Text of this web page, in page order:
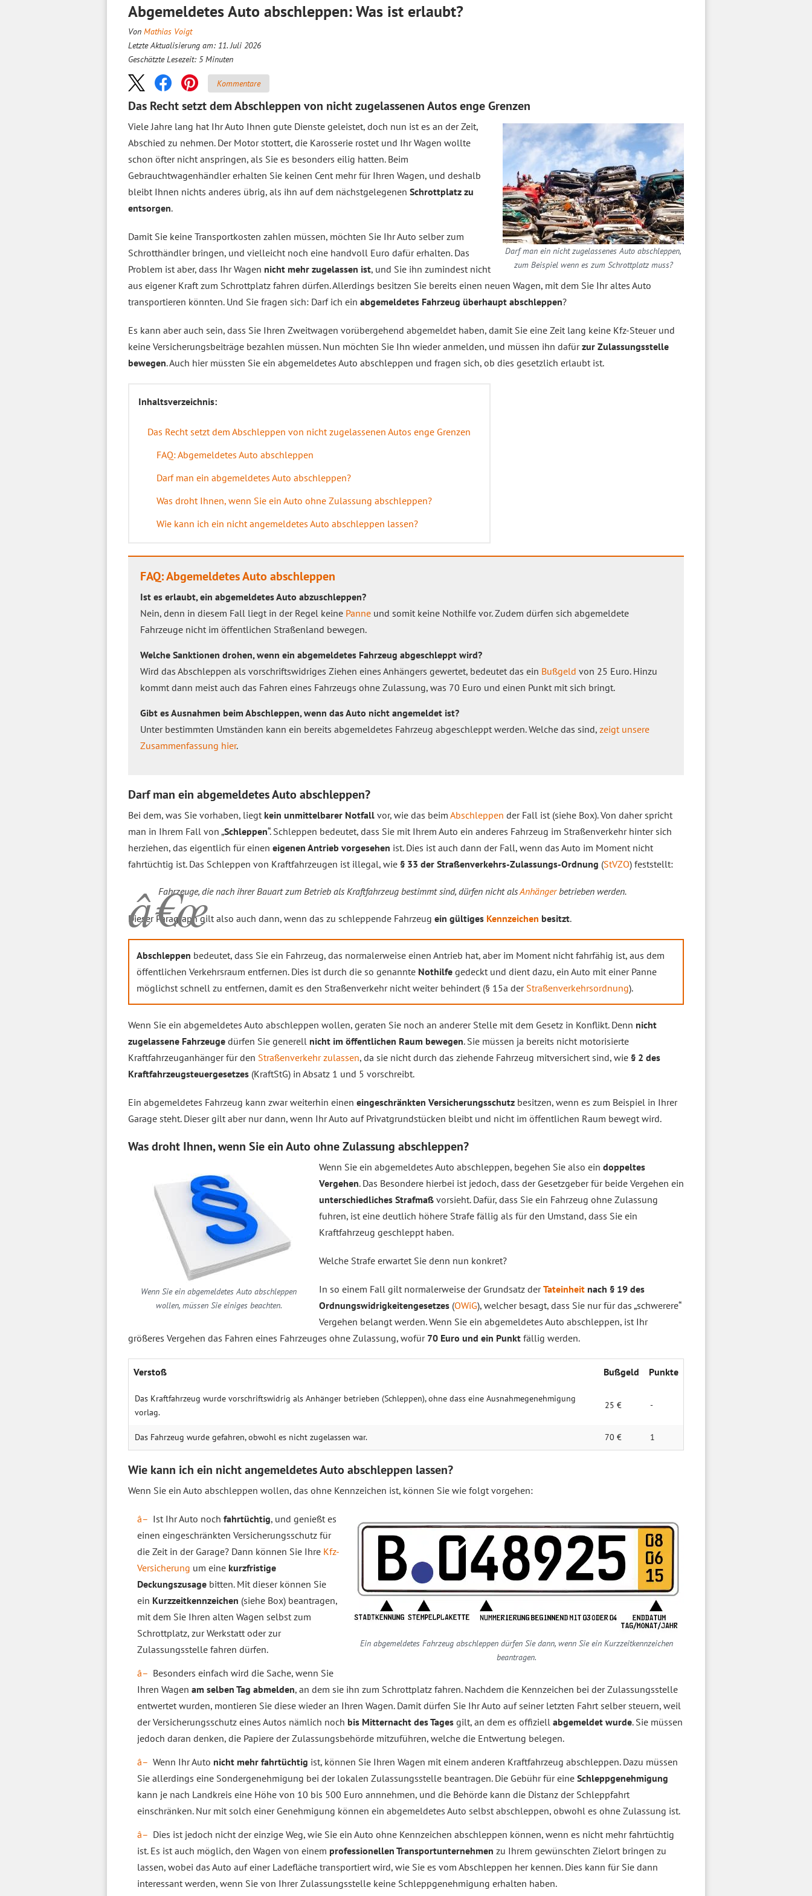
Abgemeldetes Auto abschleppen: Was ist erlaubt?
Von Mathias Voigt
Letzte Aktualisierung am: 11. Juli 2026
Geschätzte Lesezeit: 5 Minuten
Kommentare
Das Recht setzt dem Abschleppen von nicht zugelassenen Autos enge Grenzen
Darf man ein nicht zugelassenes Auto abschleppen,
zum Beispiel wenn es zum Schrottplatz muss?
Viele Jahre lang hat Ihr Auto Ihnen gute Dienste geleistet, doch nun ist es an der Zeit,
Abschied zu nehmen. Der Motor stottert, die Karosserie rostet und Ihr Wagen wollte
schon öfter nicht anspringen, als Sie es besonders eilig hatten. Beim
Gebrauchtwagenhändler erhalten Sie keinen Cent mehr für Ihren Wagen, und deshalb
bleibt Ihnen nichts anderes übrig, als ihn auf dem nächstgelegenen Schrottplatz zu
entsorgen.
Damit Sie keine Transportkosten zahlen müssen, möchten Sie Ihr Auto selber zum
Schrotthändler bringen, und vielleicht noch eine handvoll Euro dafür erhalten. Das
Problem ist aber, dass Ihr Wagen nicht mehr zugelassen ist, und Sie ihn zumindest nicht
aus eigener Kraft zum Schrottplatz fahren dürfen. Allerdings besitzen Sie bereits einen neuen Wagen, mit dem Sie Ihr altes Auto
transportieren könnten. Und Sie fragen sich: Darf ich ein abgemeldetes Fahrzeug überhaupt abschleppen?
Es kann aber auch sein, dass Sie Ihren Zweitwagen vorübergehend abgemeldet haben, damit Sie eine Zeit lang keine Kfz-Steuer und
keine Versicherungsbeiträge bezahlen müssen. Nun möchten Sie Ihn wieder anmelden, und müssen ihn dafürzur Zulassungsstelle
bewegen. Auch hier müssten Sie ein abgemeldetes Auto abschleppen und fragen sich, ob dies gesetzlich erlaubt ist.
Inhaltsverzeichnis:
Das Recht setzt dem Abschleppen von nicht zugelassenen Autos enge Grenzen
FAQ: Abgemeldetes Auto abschleppen
Darf man ein abgemeldetes Auto abschleppen?
Was droht Ihnen, wenn Sie ein Auto ohne Zulassung abschleppen?
Wie kann ich ein nicht angemeldetes Auto abschleppen lassen?
FAQ: Abgemeldetes Auto abschleppen
Ist es erlaubt, ein abgemeldetes Auto abzuschleppen?
Nein, denn in diesem Fall liegt in der Regel keine Panne und somit keine Nothilfe vor. Zudem dürfen sich abgemeldete
Fahrzeuge nicht im öffentlichen Straßenland bewegen.
Welche Sanktionen drohen, wenn ein abgemeldetes Fahrzeug abgeschleppt wird?
Wird das Abschleppen als vorschriftswidriges Ziehen eines Anhängers gewertet, bedeutet das ein Bußgeld von 25 Euro. Hinzu
kommt dann meist auch das Fahren eines Fahrzeugs ohne Zulassung, was 70 Euro und einen Punkt mit sich bringt.
Gibt es Ausnahmen beim Abschleppen, wenn das Auto nicht angemeldet ist?
Unter bestimmten Umständen kann ein bereits abgemeldetes Fahrzeug abgeschleppt werden. Welche das sind, zeigt unsere
Zusammenfassung hier.
Darf man ein abgemeldetes Auto abschleppen?
Bei dem, was Sie vorhaben, liegt kein unmittelbarer Notfall vor, wie das beim Abschleppen der Fall ist (siehe Box). Von daher spricht
man in Ihrem Fall von „Schleppen“. Schleppen bedeutet, dass Sie mit Ihrem Auto ein anderes Fahrzeug im Straßenverkehr hinter sich
herziehen, das eigentlich für einen eigenen Antrieb vorgesehen ist. Dies ist auch dann der Fall, wenn das Auto im Moment nicht
fahrtüchtig ist. Das Schleppen von Kraftfahrzeugen ist illegal, wie § 33 der Straßenverkehrs-Zulassungs-Ordnung (StVZO) feststellt:
Fahrzeuge, die nach ihrer Bauart zum Betrieb als Kraftfahrzeug bestimmt sind, dürfen nicht alsAnhängerbetrieben werden.
Dieser Paragraph gilt also auch dann, wenn das zu schleppende Fahrzeug ein gültiges Kennzeichen besitzt.
Abschleppen bedeutet, dass Sie ein Fahrzeug, das normalerweise einen Antrieb hat, aber im Moment nicht fahrfähig ist, aus dem
öffentlichen Verkehrsraum entfernen. Dies ist durch die so genannte Nothilfe gedeckt und dient dazu, ein Auto mit einer Panne
möglichst schnell zu entfernen, damit es den Straßenverkehr nicht weiter behindert (§ 15a der Straßenverkehrsordnung).
Wenn Sie ein abgemeldetes Auto abschleppen wollen, geraten Sie noch an anderer Stelle mit dem Gesetz in Konflikt. Denn nicht
zugelassene Fahrzeuge dürfen Sie generell nicht im öffentlichen Raum bewegen. Sie müssen ja bereits nicht motorisierte
Kraftfahrzeuganhänger für den Straßenverkehr zulassen, da sie nicht durch das ziehende Fahrzeug mitversichert sind, wie § 2 des
Kraftfahrzeugsteuergesetzes (KraftStG) in Absatz 1 und 5 vorschreibt.
Ein abgemeldetes Fahrzeug kann zwar weiterhin einen eingeschränkten Versicherungsschutz besitzen, wenn es zum Beispiel in Ihrer
Garage steht. Dieser gilt aber nur dann, wenn Ihr Auto auf Privatgrundstücken bleibt und nicht im öffentlichen Raum bewegt wird.
Was droht Ihnen, wenn Sie ein Auto ohne Zulassung abschleppen?
Wenn Sie ein abgemeldetes Auto abschleppen
wollen, müssen Sie einiges beachten.
Wenn Sie ein abgemeldetes Auto abschleppen, begehen Sie also ein doppeltes
Vergehen. Das Besondere hierbei ist jedoch, dass der Gesetzgeber für beide Vergehen ein
unterschiedliches Strafmaß vorsieht. Dafür, dass Sie ein Fahrzeug ohne Zulassung
fuhren, ist eine deutlich höhere Strafe fällig als für den Umstand, dass Sie ein
Kraftfahrzeug geschleppt haben.
Welche Strafe erwartet Sie denn nun konkret?
In so einem Fall gilt normalerweise der Grundsatz derTateinheit nach § 19 des
Ordnungswidrigkeitengesetzes (OWiG), welcher besagt, dass Sie nur für das „schwerere“
Vergehen belangt werden. Wenn Sie ein abgemeldetes Auto abschleppen, ist Ihr
größeres Vergehen das Fahren eines Fahrzeuges ohne Zulassung, wofür 70 Euro und ein Punkt fällig werden.
Ver­stoß Bußgeld Punkte
Das Kraftfahr­zeug wurde vorschrifts­widrig als Anhänger betrieben (Schleppen), ohne dass eine Ausnahme­geneh­migung
vorlag.
25 € -
Das Fahr­zeug wurde gefahren, obwohl es nicht zuge­lassen war. 70 € 1
Wie kann ich ein nicht angemeldetes Auto abschleppen lassen?
Wenn Sie ein Auto abschleppen wollen, das ohne Kennzeichen ist, können Sie wie folgt vorgehen:
Ein abgemeldetes Fahrzeug abschleppen dürfen Sie dann, wenn Sie ein Kurzzeitkennzeichen
beantragen.
Ist Ihr Auto noch fahrtüchtig, und genießt es
einen eingeschränkten Versicherungsschutz für
die Zeit in der Garage? Dann können Sie Ihre Kfz-
Versicherung um eine kurzfristige
Deckungszusage bitten. Mit dieser können Sie
ein Kurzzeitkennzeichen (siehe Box) beantragen,
mit dem Sie Ihren alten Wagen selbst zum
Schrottplatz, zur Werkstatt oder zur
Zulassungsstelle fahren dürfen.
Besonders einfach wird die Sache, wenn Sie
Ihren Wagen am selben Tag abmelden, an dem sie ihn zum Schrottplatz fahren. Nachdem die Kennzeichen bei der Zulassungsstelle
entwertet wurden, montieren Sie diese wieder an Ihren Wagen. Damit dürfen Sie Ihr Auto auf seiner letzten Fahrt selber steuern, weil
der Versicherungsschutz eines Autos nämlich noch bis Mitternacht des Tages gilt, an dem es offiziell abgemeldet wurde. Sie müssen
jedoch daran denken, die Papiere der Zulassungsbehörde mitzuführen, welche die Entwertung belegen.
Wenn Ihr Auto nicht mehr fahrtüchtig ist, können Sie Ihren Wagen mit einem anderen Kraftfahrzeug abschleppen. Dazu müssen
Sie allerdings eine Sondergenehmigung bei der lokalen Zulassungsstelle beantragen. Die Gebühr für eine Schleppgenehmigung
kann je nach Landkreis eine Höhe von 10 bis 500 Euro annnehmen, und die Behörde kann die Distanz der Schleppfahrt
einschränken. Nur mit solch einer Genehmigung können ein abgemeldetes Auto selbst abschleppen, obwohl es ohne Zulassung ist.
Dies ist jedoch nicht der einzige Weg, wie Sie ein Auto ohne Kennzeichen abschleppen können, wenn es nicht mehr fahrtüchtig
ist. Es ist auch möglich, den Wagen von einem professionellen Transportunternehmen zu Ihrem gewünschten Zielort bringen zu
lassen, wobei das Auto auf einer Ladefläche transportiert wird, wie Sie es vom Abschleppen her kennen. Dies kann für Sie dann
interessant werden, wenn Sie von Ihrer Zulassungsstelle keine Schleppgenehmigung erhalten haben.